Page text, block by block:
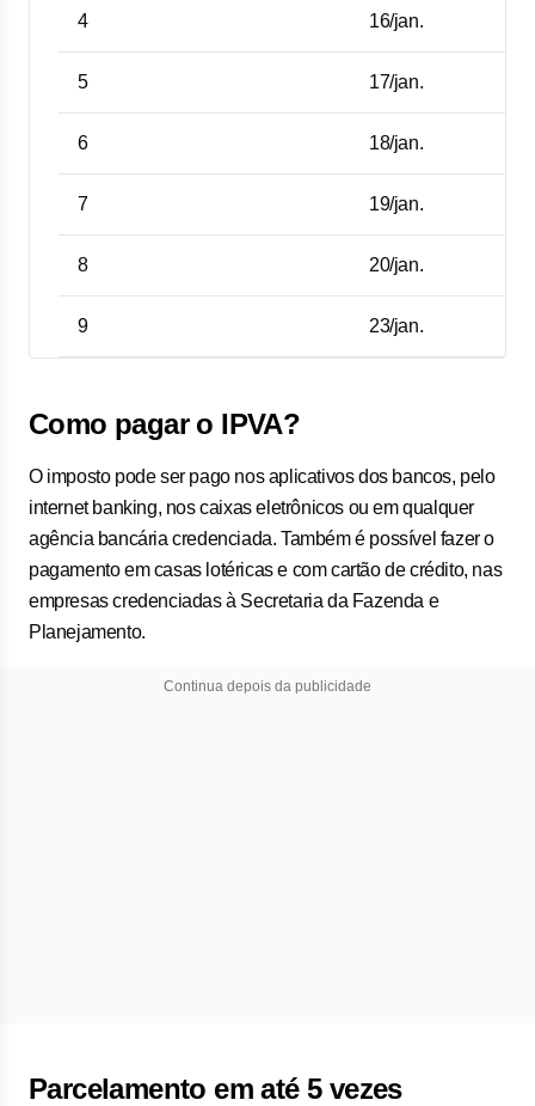
4 16/jan.
5 17/jan.
6 18/jan.
7 19/jan.
8 20/jan.
9 23/jan.
Como pagar o IPVA?
O imposto pode ser pago nos aplicativos dos bancos, pelo
internet banking, nos caixas eletrônicos ou em qualquer
agência bancária credenciada. Também é possível fazer o
pagamento em casas lotéricas e com cartão de crédito, nas
empresas credenciadas à Secretaria da Fazenda e
Planejamento.
Continua depois da publicidade
Parcelamento em até 5 vezes